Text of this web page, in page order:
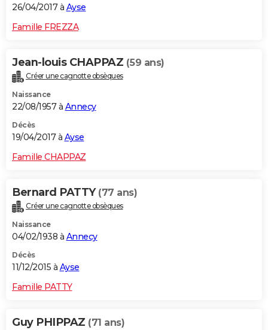
26/04/2017 à Ayse
Famille FREZZA
Jean-louis CHAPPAZ (59 ans)
Créer une cagnotte obsèques
Naissance
22/08/1957 à Annecy
Décès
19/04/2017 à Ayse
Famille CHAPPAZ
Bernard PATTY (77 ans)
Créer une cagnotte obsèques
Naissance
04/02/1938 à Annecy
Décès
11/12/2015 à Ayse
Famille PATTY
Guy PHIPPAZ (71 ans)